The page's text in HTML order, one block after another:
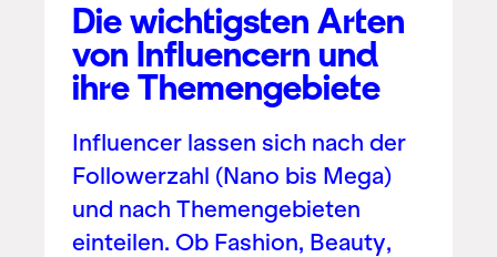
Die wichtigsten Arten
von Influencern und
ihre Themengebiete
Influencer lassen sich nach der
Followerzahl (Nano bis Mega)
und nach Themengebieten
einteilen. Ob Fashion, Beauty,